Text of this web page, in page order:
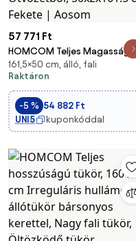
57 771 Ft
HOMCOM Teljes Magasságú
Fali vagy Álló Tükör Edzett
Üveggel, Modern Tükör Fém
Kerettel és Alumínium
Ötvözetből, 50x2x161.5 cm,
Fekete | Aosom
161,5×50 cm, álló, fali
Raktáron
-5 % 54 882 Ft
UNI5
kuponkóddal